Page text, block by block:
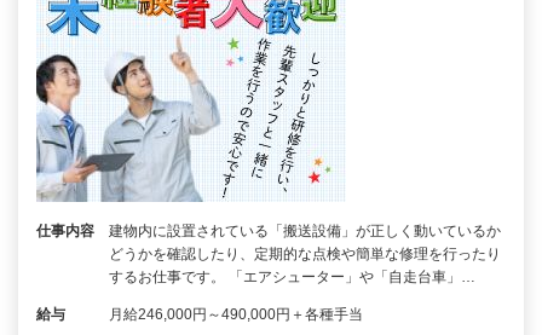
仕事内容
建物内に設置されている「搬送設備」が正しく動いているか
どうかを確認したり、定期的な点検や簡単な修理を行ったり
するお仕事です。 「エアシューター」や「自走台車」…
給与 月給246,000円～490,000円＋各種手当